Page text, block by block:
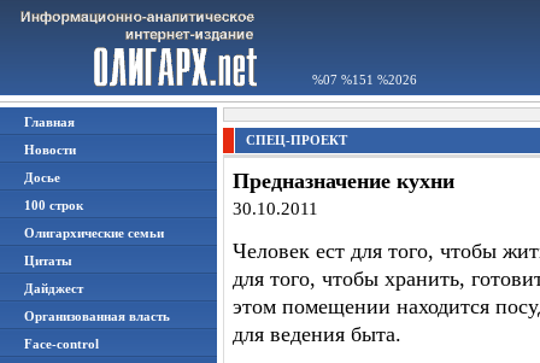
%07 %151 %2026
Главная
Новости
Досье
100 строк
Олигархические семьи
Цитаты
Дайджест
Организованная власть
Face-control
СПЕЦ-ПРОЕКТ
Предназначение кухни
30.10.2011
Человек ест для того, чтобы
для того, чтобы хранить,
этом помещении находится
для ведения быта.